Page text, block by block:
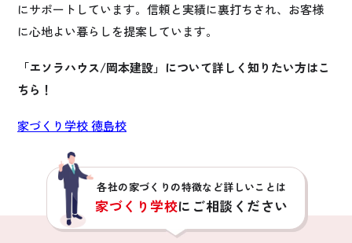
にサポートしています。信頼と実績に裏打ちされ、お客様
に心地よい暮らしを提案しています。
「エソラハウス/岡本建設」について詳しく知りたい方はこ
ちら！
家づくり学校 徳島校
各社の家づくりの特徴など詳しいことは
家づくり学校にご相談ください